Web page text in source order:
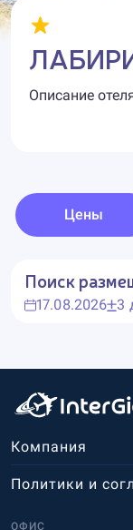
Описание
Цены
Поиск
17.08.2026 3
Компания
ОФИС
Политики и